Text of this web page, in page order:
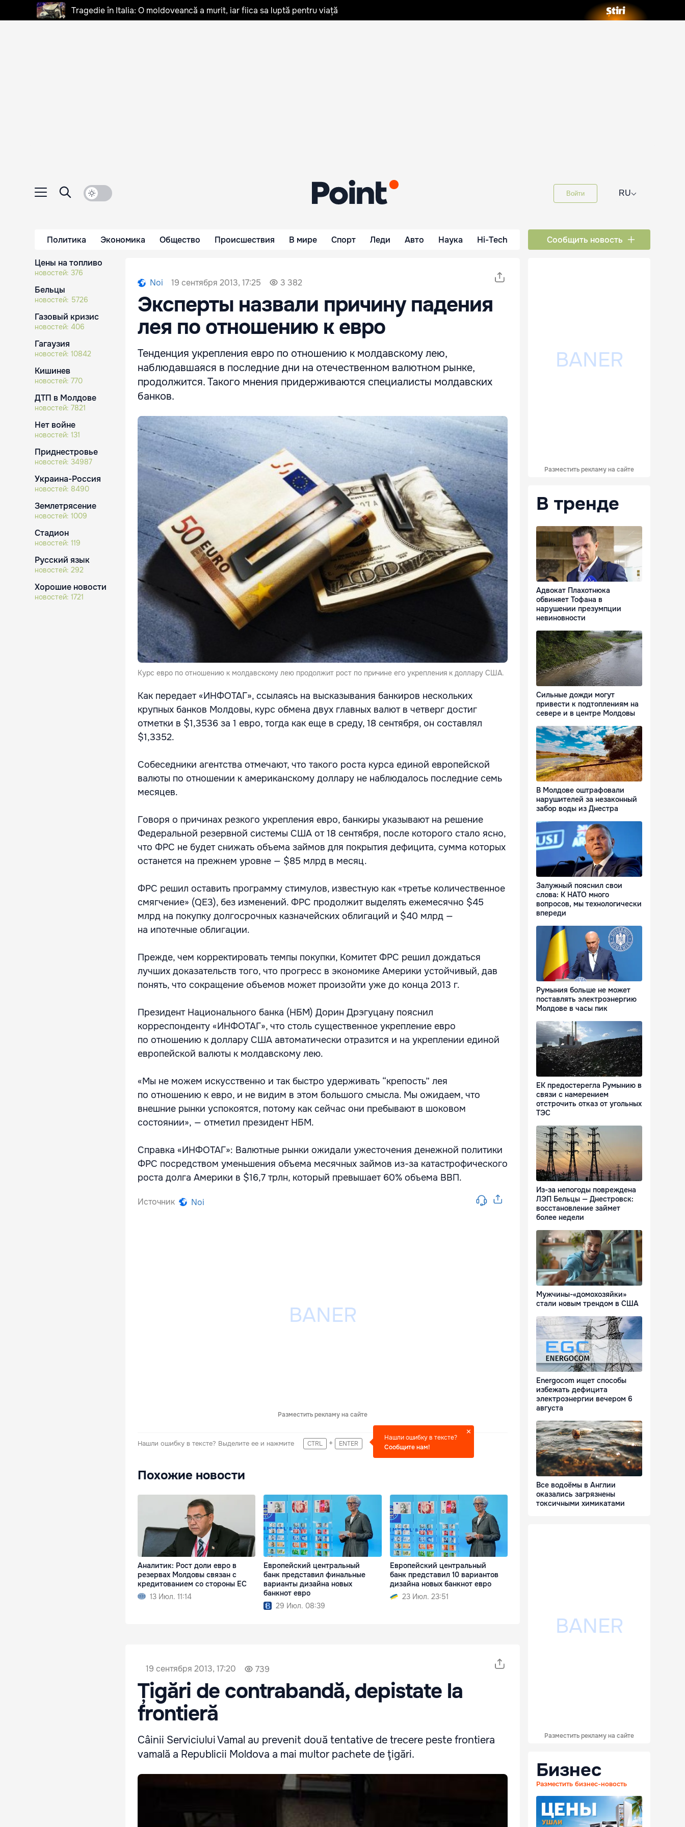
Tragedie în Italia: O moldoveancă a murit, iar fiica sa luptă pentru viață
Войти RU⌵
Политика Экономика Общество Происшествия В мире Спорт Леди Авто Наука Hi-Tech Сообщить новость
Цены на топливо
новостей: 376
Бельцы
новостей: 5726
Газовый кризис
новостей: 406
Гагаузия
новостей: 10842
Кишинев
новостей: 770
ДТП в Молдове
новостей: 7821
Нет войне
новостей: 131
Приднестровье
новостей: 34987
Украина-Россия
новостей: 8490
Землетрясение
новостей: 1009
Стадион
новостей: 119
Русский язык
новостей: 292
Хорошие новости
новостей: 1721
Noi 19 сентября 2013, 17:25 3 382
Эксперты назвали причину падения
лея по отношению к евро
Тенденция укрепления евро по отношению к молдавскому лею,
наблюдавшаяся в последние дни на отечественном валютном рынке,
продолжится. Такого мнения придерживаются специалисты молдавских
банков.
Курс евро по отношению к молдавскому лею продолжит рост по причине его укрепления к доллару США.
Как передает «ИНФОТАГ», ссылаясь на высказывания банкиров нескольких
крупных банков Молдовы, курс обмена двух главных валют в четверг достиг
отметки в $1,3536 за 1 евро, тогда как еще в среду, 18 сентября, он составлял
$1,3352.
Собеседники агентства отмечают, что такого роста курса единой европейской
валюты по отношении к американскому доллару не наблюдалось последние семь
месяцев.
Говоря о причинах резкого укрепления евро, банкиры указывают на решение
Федеральной резервной системы США от 18 сентября, после которого стало ясно,
что ФРС не будет снижать объема займов для покрытия дефицита, сумма которых
останется на прежнем уровне — $85 млрд в месяц.
ФРС решил оставить программу стимулов, известную как «третье количественное
смягчение» (QE3), без изменений. ФРС продолжит выделять ежемесячно $45
млрд на покупку долгосрочных казначейских облигаций и $40 млрд —
на ипотечные облигации.
Прежде, чем корректировать темпы покупки, Комитет ФРС решил дождаться
лучших доказательств того, что прогресс в экономике Америки устойчивый, дав
понять, что сокращение объемов может произойти уже до конца 2013 г.
Президент Национального банка (НБМ) Дорин Дрэгуцану пояснил
корреспонденту «ИНФОТАГ», что столь существенное укрепление евро
по отношению к доллару США автоматически отразится и на укреплении единой
европейской валюты к молдавскому лею.
«Мы не можем искусственно и так быстро удерживать “крепость” лея
по отношению к евро, и не видим в этом большого смысла. Мы ожидаем, что
внешние рынки успокоятся, потому как сейчас они пребывают в шоковом
состоянии», — отметил президент НБМ.
Справка «ИНФОТАГ»: Валютные рынки ожидали ужесточения денежной политики
ФРС посредством уменьшения объема месячных займов из-за катастрофического
роста долга Америки в $16,7 трлн, который превышает 60% объема ВВП.
Источник Noi
Разместить рекламу на сайте
Нашли ошибку в тексте? Выделите ее и нажмите CTRL + ENTER
Нашли ошибку в тексте?
Сообщите нам!
Похожие новости
Аналитик: Рост доли евро в
резервах Молдовы связан с
кредитованием со стороны ЕС
13 Июл. 11:14
Европейский центральный
банк представил финальные
варианты дизайна новых
банкнот евро
29 Июл. 08:39
Европейский центральный
банк представил 10 вариантов
дизайна новых банкнот евро
23 Июл. 23:51
19 сентября 2013, 17:20 739
Țigări de contrabandă, depistate la
frontieră
Câinii Serviciului Vamal au prevenit două tentative de trecere peste frontiera
vamală a Republicii Moldova a mai multor pachete de ţigări.
Разместить рекламу на сайте
В тренде
Адвокат Плахотнюка
обвиняет Тофана в
нарушении презумпции
невиновности
Сильные дожди могут
привести к подтоплениям на
севере и в центре Молдовы
В Молдове оштрафовали
нарушителей за незаконный
забор воды из Днестра
Залужный пояснил свои
слова: К НАТО много
вопросов, мы технологически
впереди
Румыния больше не может
поставлять электроэнергию
Молдове в часы пик
ЕК предостерегла Румынию в
связи с намерением
отстрочить отказ от угольных
ТЭС
Из-за непогоды повреждена
ЛЭП Бельцы — Днестровск:
восстановление займет
более недели
Мужчины-«домохозяйки»
стали новым трендом в США
Energocom ищет способы
избежать дефицита
электроэнергии вечером 6
августа
Все водоёмы в Англии
оказались загрязнены
токсичными химикатами
Разместить рекламу на сайте
Бизнес
Разместить бизнес-новость